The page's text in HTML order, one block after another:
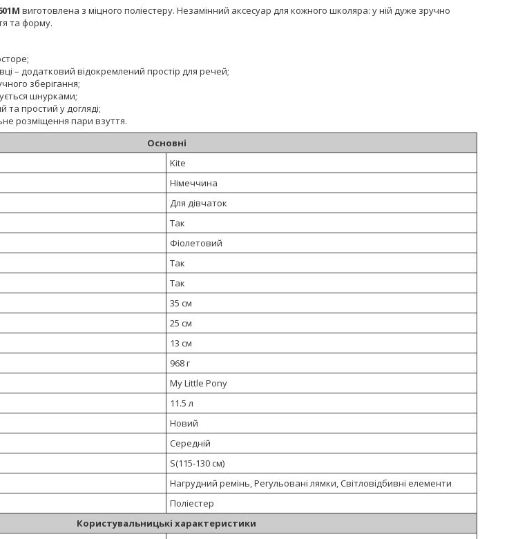
виготовлена з міцного поліестеру. Незамінний аксесуар для кожного школяра: у ній дуже зручно
та форму.
– додатковий відокремлений простір для речей;
зберігання;
шнурками;
та простий у догляді;
розміщення пари взуття.
Основні
Kite
Німеччина
Для дівчаток
Так
Фіолетовий
Так
Так
35 см
25 см
13 см
968 г
My Little Pony
11.5 л
Новий
Середній
S(115-130 см)
Нагрудний ремінь, Регульовані лямки, Світловідбивні елементи
Поліестер
Користувальницькі характеристики